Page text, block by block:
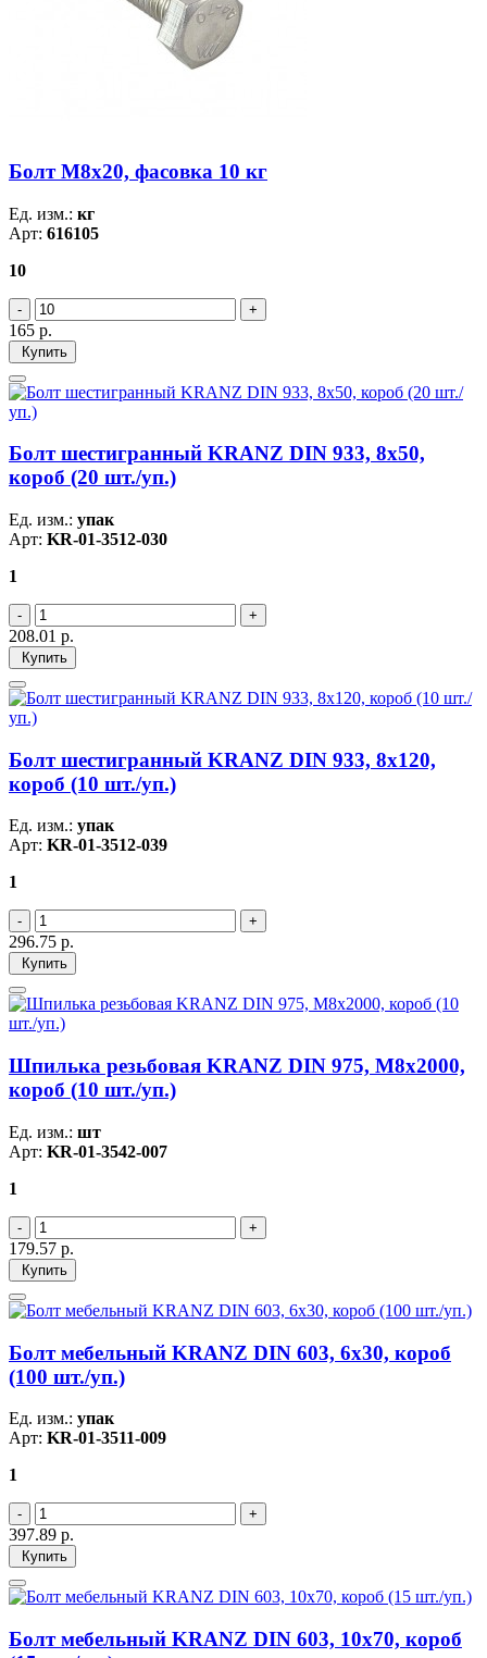
Болт М8х20, фасовка 10 кг
Ед. изм.: кг
Арт: 616105
10
165 р.
Купить
Болт шестигранный KRANZ DIN 933, 8х50,
короб (20 шт./уп.)
Ед. изм.: упак
Арт: KR-01-3512-030
1
208.01 р.
Купить
Болт шестигранный KRANZ DIN 933, 8х120,
короб (10 шт./уп.)
Ед. изм.: упак
Арт: KR-01-3512-039
1
296.75 р.
Купить
Шпилька резьбовая KRANZ DIN 975, M8х2000,
короб (10 шт./уп.)
Ед. изм.: шт
Арт: KR-01-3542-007
1
179.57 р.
Купить
Болт мебельный KRANZ DIN 603, 6х30, короб
(100 шт./уп.)
Ед. изм.: упак
Арт: KR-01-3511-009
1
397.89 р.
Купить
Болт мебельный KRANZ DIN 603, 10х70, короб